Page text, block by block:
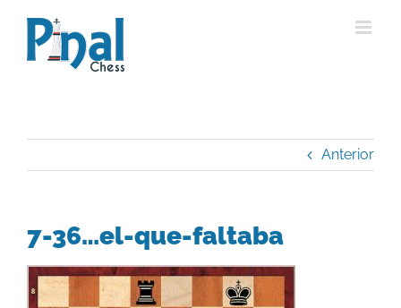
contenido
Anterior
7-36…el-que-faltaba